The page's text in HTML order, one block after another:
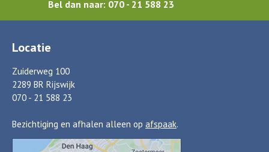
Bel dan naar: 070 - 21 588 23
Locatie
Zuiderweg 100
2289 BR Rijswijk
070 - 21 588 23
Bezichtiging en afhalen alleen op afspaak.